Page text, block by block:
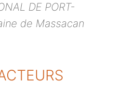
DE PORT-
de Massacan